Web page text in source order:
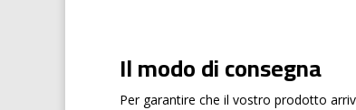
Il modo di consegna
Per garantire che il vostro prodotto